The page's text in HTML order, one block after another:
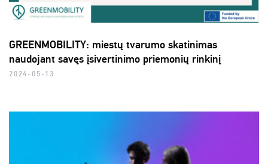
GREENMOBILITY: miestų tvarumo skatinimas
naudojant savęs įsivertinimo priemonių rinkinį
2024-05-13